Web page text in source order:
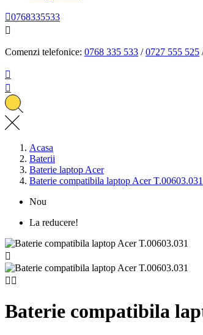
0768335533

Comenzi telefonice: 0768 335 533 /0727 555 525


Acasa
Baterii
Baterie laptop Acer
Baterie compatibila laptop Acer T.00603.031
Nou
La reducere!

 
Baterie compatibila